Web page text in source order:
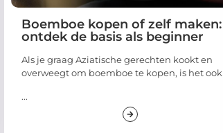
Boemboe kopen of zelf maken:
ontdek de basis als beginner
Als je graag Aziatische gerechten kookt en
overweegt om boemboe te kopen, is het ook
...